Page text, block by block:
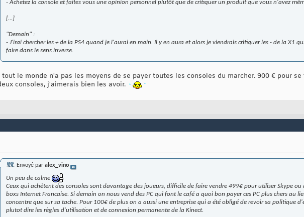
- Achetez la console et faites vous une opinion personnel plutôt que de critiquer un produit que vous n'avez
[...]
"Demain" :
- J'irai chercher les + de la PS4 quand je l'aurai en main. Il y en aura et alors je viendrais critiquer les - de la X1
faire dans le sens inverse.
tout le monde n'a pas les moyens de se payer toutes les consoles du marcher. 900 € pour
consoles, j'aimerais bien les avoir.
Envoyé par alex_vino
Un peu de calme
Ceux qui achètent des consoles sont davantage des joueurs, difficile de faire vendre 499€ pour utiliser Skype ou
boxs Internet Francaise. Si demain on nous vend des PC qui font le café a quoi bon payer ces PC plus chers au
concentre que sur sa tache. Pour 100€ de plus on a aussi une entreprise qui a été obligé de revoir sa politique
plutot dire les règles d'utilisation et de connexion permanente de la Kinect.